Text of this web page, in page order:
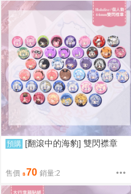
預購 [翻滾中的海豹] 雙閃襟章
售價 70 銷量:2